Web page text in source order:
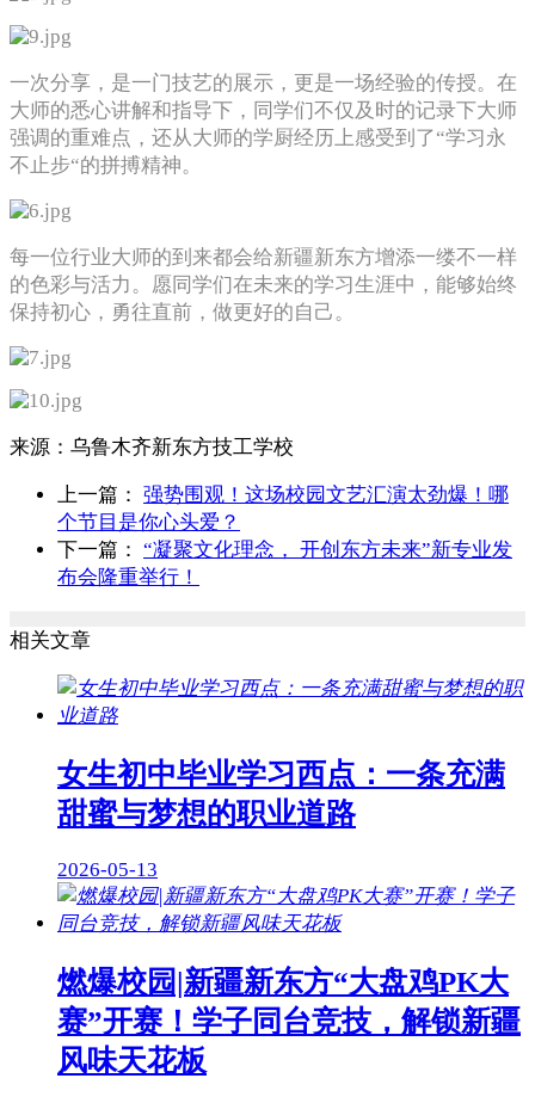
一次分享，是一门技艺的展示，更是一场经验的传授。在
大师的悉心讲解和指导下，同学们不仅及时的记录下大师
强调的重难点，还从大师的学厨经历上感受到了“学习永
不止步“的拼搏精神。
每一位行业大师的到来都会给新疆新东方增添一缕不一样
的色彩与活力。愿同学们在未来的学习生涯中，能够始终
保持初心，勇往直前，做更好的自己。
来源： 乌鲁木齐新东方技工学校
上一篇： 强势围观！这场校园文艺汇演太劲爆！哪
个节目是你心头爱？
下一篇： “凝聚文化理念， 开创东方未来”新专业发
布会隆重举行！
相关文章
女生初中毕业学习西点：一条充满
甜蜜与梦想的职业道路
2026-05-13
燃爆校园|新疆新东方“大盘鸡PK大
赛”开赛！学子同台竞技，解锁新疆
风味天花板